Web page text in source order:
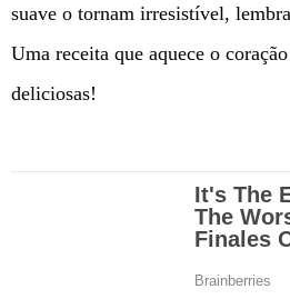
suave o tornam irresistível,
Uma receita que aquece o
deliciosas!